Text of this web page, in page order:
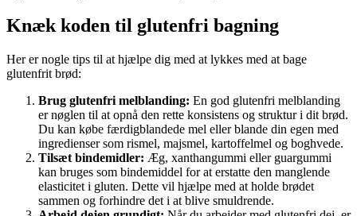
Knæk koden til glutenfri bagning
Her er nogle tips til at hjælpe dig med at lykkes med at bage
glutenfrit brød:
Brug glutenfri melblanding: En god glutenfri melblanding
er nøglen til at opnå den rette konsistens og struktur i dit brød.
Du kan købe færdigblandede mel eller blande din egen med
ingredienser som rismel, majsmel, kartoffelmel og boghvede.
Tilsæt bindemidler: Æg, xanthangummi eller guargummi
kan bruges som bindemiddel for at erstatte den manglende
elasticitet i gluten. Dette vil hjælpe med at holde brødet
sammen og forhindre det i at blive smuldrende.